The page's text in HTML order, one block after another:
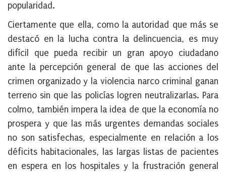
popularidad.
Ciertamente que ella, como la autoridad que más se
destacó en la lucha contra la delincuencia, es muy
difícil que pueda recibir un gran apoyo ciudadano
ante la percepción general de que las acciones del
crimen organizado y la violencia narco criminal ganan
terreno sin que las policías logren neutralizarlas. Para
colmo, también impera la idea de que la economía no
prospera y que las más urgentes demandas sociales
no son satisfechas, especialmente en relación a los
déficits habitacionales, las largas listas de pacientes
en espera en los hospitales y la frustración general